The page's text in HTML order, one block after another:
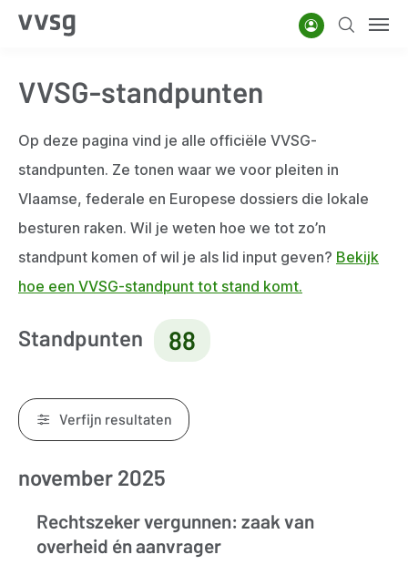
Overslaan
gaan
AccountZoeken
VVSG-standpunten
Op deze pagina vind je alle officiële VVSG-
standpunten. Ze tonen waar we voor pleiten in
Vlaamse, federale en Europese dossiers die lokale
besturen raken. Wil je weten hoe we tot zo’n
standpunt komen of wil je als lid input geven? Bekijk
hoe een VVSG-standpunt tot stand komt.
Standpunten 88
Verfijn resultaten
Resultaten
november 2025
Rechtszeker vergunnen: zaak van
overheid én aanvrager